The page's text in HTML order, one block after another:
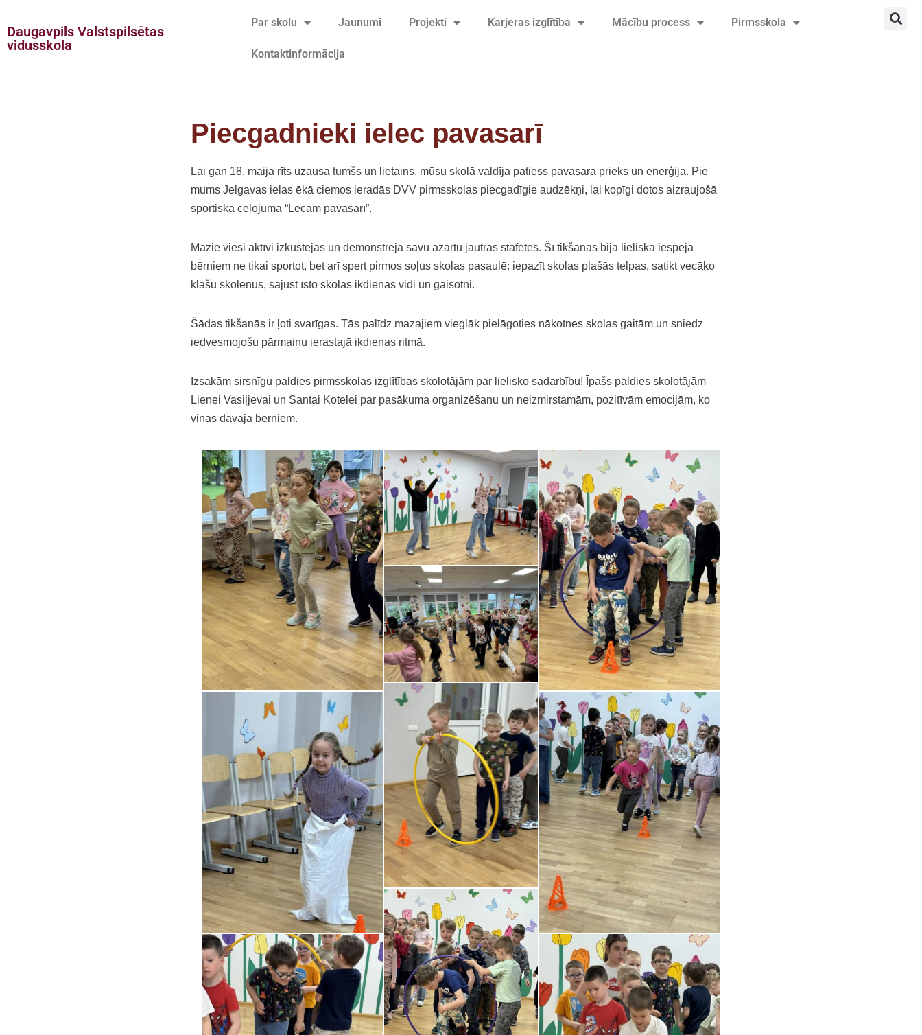
Doties
Daugavpils Valstspilsētas
vidusskola
Par skolu Jaunumi Projekti Karjeras izglītība Mācību process Pirmsskola
Kontaktinformācija
Piecgadnieki ielec pavasarī
Lai gan 18. maija rīts uzausa tumšs un lietains, mūsu skolā valdīja patiess pavasara prieks un enerģija. Pie
mums Jelgavas ielas ēkā ciemos ieradās DVV pirmsskolas piecgadīgie audzēkņi, lai kopīgi dotos aizraujošā
sportiskā ceļojumā “Lecam pavasarī”.
Mazie viesi aktīvi izkustējās un demonstrēja savu azartu jautrās stafetēs. Šī tikšanās bija lieliska iespēja
bērniem ne tikai sportot, bet arī spert pirmos soļus skolas pasaulē: iepazīt skolas plašās telpas, satikt vecāko
klašu skolēnus, sajust īsto skolas ikdienas vidi un gaisotni.
Šādas tikšanās ir ļoti svarīgas. Tās palīdz mazajiem vieglāk pielāgoties nākotnes skolas gaitām un sniedz
iedvesmojošu pārmaiņu ierastajā ikdienas ritmā.
Izsakām sirsnīgu paldies pirmsskolas izglītības skolotājām par lielisko sadarbību! Īpašs paldies skolotājām
Lienei Vasiļjevai un Santai Kotelei par pasākuma organizēšanu un neizmirstamām, pozitīvām emocijām, ko
viņas dāvāja bērniem.